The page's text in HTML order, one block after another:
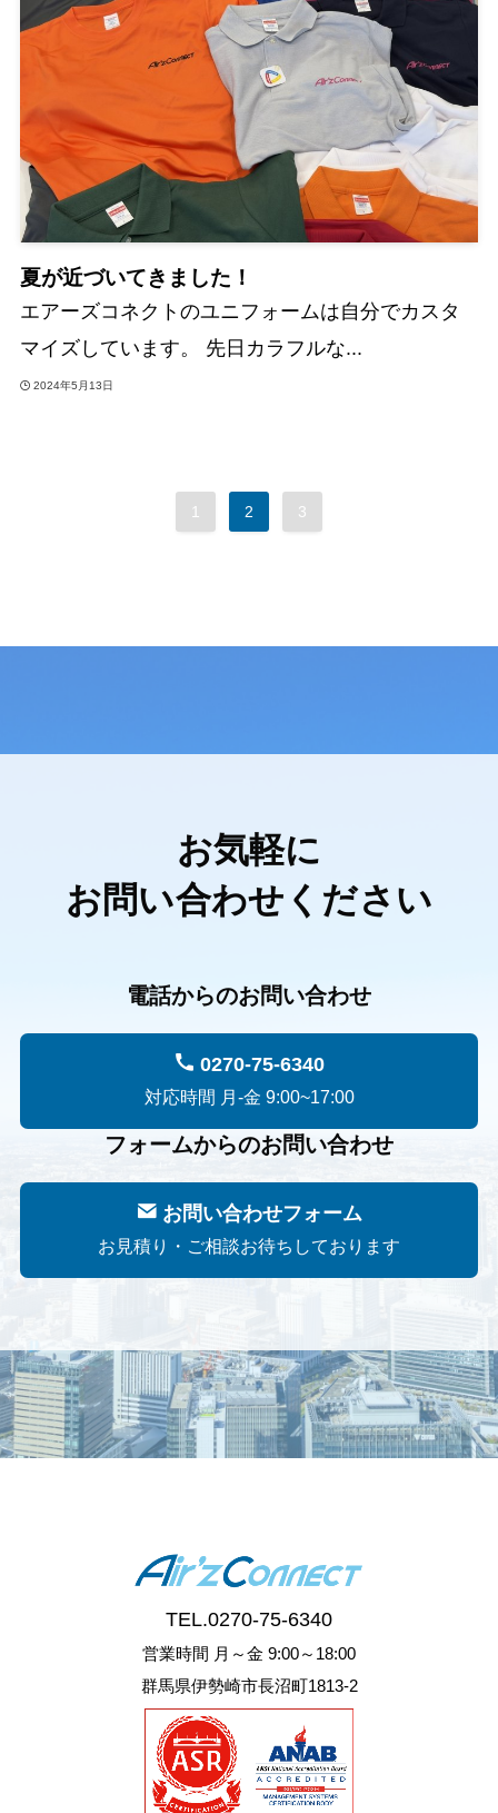
夏が近づいてきました！
エアーズコネクトのユニフォームは自分でカスタ
マイズしています。 先日カラフルな...
2024年5月13日
1 2 3
お気軽に
お問い合わせください
電話からのお問い合わせ
0270-75-6340
対応時間 月-金 9:00~17:00
フォームからのお問い合わせ
お問い合わせフォーム
お見積り・ご相談お待ちしております
TEL.0270-75-6340
営業時間 月～金 9:00～18:00
群馬県伊勢崎市長沼町1813-2